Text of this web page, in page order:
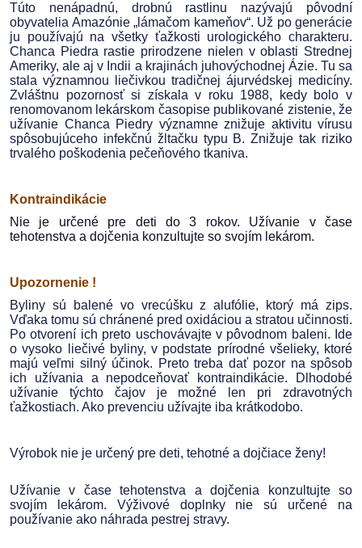
Túto nenápadnú, drobnú rastlinu nazývajú pôvodní
obyvatelia Amazónie „lámačom kameňov“. Už po generácie
ju používajú na všetky ťažkosti urologického charakteru.
Chanca Piedra rastie prirodzene nielen v oblasti Strednej
Ameriky, ale aj v Indii a krajinách juhovýchodnej Ázie. Tu sa
stala významnou liečivkou tradičnej ájurvédskej medicíny.
Zvláštnu pozornosť si získala v roku 1988, kedy bolo v
renomovanom lekárskom časopise publikované zistenie, že
užívanie Chanca Piedry významne znižuje aktivitu vírusu
spôsobujúceho infekčnú žltačku typu B. Znižuje tak riziko
trvalého poškodenia pečeňového tkaniva.
Kontraindikácie
Nie je určené pre deti do 3 rokov. Užívanie v čase
tehotenstva a dojčenia konzultujte so svojím lekárom.
Upozornenie !
Byliny sú balené vo vrecúšku z alufólie, ktorý má zips.
Vďaka tomu sú chránené pred oxidáciou a stratou učinnosti.
Po otvorení ich preto uschovávajte v pôvodnom baleni. Ide
o vysoko liečivé byliny, v podstate prírodné všelieky, ktoré
majú veľmi silný účinok. Preto treba dať pozor na spôsob
ich užívania a nepodceňovať kontraindikácie. Dlhodobé
užívanie týchto čajov je možné len pri zdravotných
ťažkostiach. Ako prevenciu užívajte iba krátkodobo.
Výrobok nie je určený pre deti, tehotné a dojčiace ženy!
Užívanie v čase tehotenstva a dojčenia konzultujte so
svojím lekárom. Výživové doplnky nie sú určené na
používanie ako náhrada pestrej stravy.